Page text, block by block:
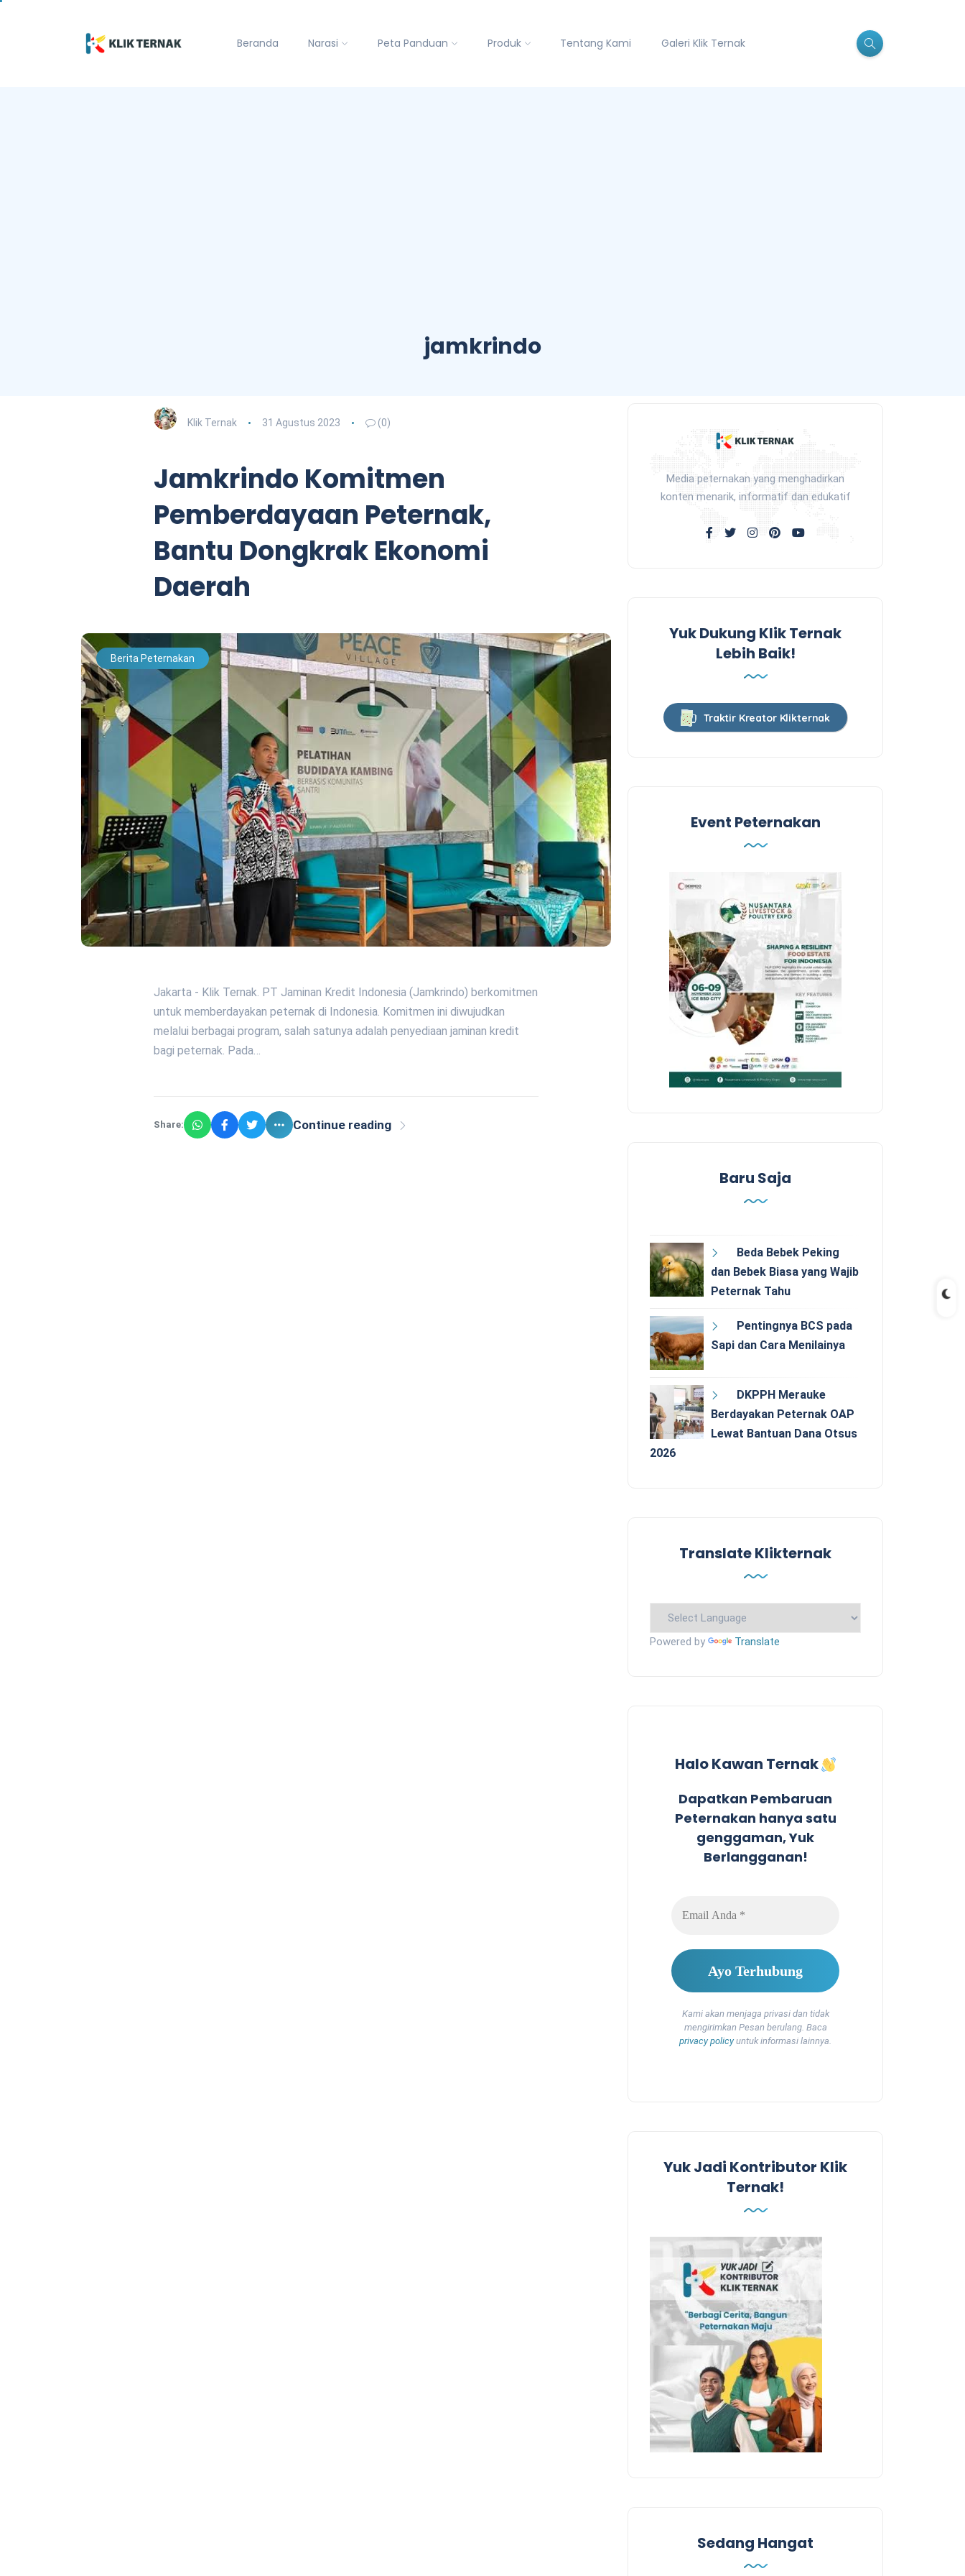
Beranda Narasi Peta Panduan Produk Tentang Kami Galeri Klik Ternak
jamkrindo
Klik Ternak 31 Agustus 2023 (0)
Jamkrindo Komitmen
Pemberdayaan Peternak,
Bantu Dongkrak Ekonomi
Daerah
Berita Peternakan
Jakarta - Klik Ternak. PT Jaminan Kredit Indonesia (Jamkrindo) berkomitmen
untuk memberdayakan peternak di Indonesia. Komitmen ini diwujudkan
melalui berbagai program, salah satunya adalah penyediaan jaminan kredit
bagi peternak. Pada…
Share: Continue reading
Media peternakan yang menghadirkan
konten menarik, informatif dan edukatif
Yuk Dukung Klik Ternak
Lebih Baik!
Traktir Kreator Klikternak
Event Peternakan
Baru Saja
Beda Bebek Peking
dan Bebek Biasa yang Wajib
Peternak Tahu
Pentingnya BCS pada
Sapi dan Cara Menilainya
DKPPH Merauke
Berdayakan Peternak OAP
Lewat Bantuan Dana Otsus
2026
Translate Klikternak
Powered by Translate
Halo Kawan Ternak
Dapatkan Pembaruan
Peternakan hanya satu
genggaman, Yuk
Berlangganan!
Kami akan menjaga privasi dan tidak
mengirimkan Pesan berulang. Baca
privacy policyuntuk informasi lainnya.
Yuk Jadi Kontributor Klik
Ternak!
Sedang Hangat